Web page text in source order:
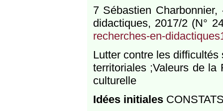
7 Sébastien
didactiques, 2017/2 (N°
recherches-en-
Lutter contre les
territoriales ;Valeurs de la
culturelle
Idées initiales